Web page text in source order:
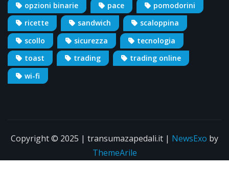
opzioni binarie
pace
pomodorini
ricette
sandwich
scaloppina
scollo
sicurezza
tecnologia
toast
trading
trading online
wi-fi
Copyright © 2025 | transumazapedali.it | NewsExo by
ThemeArile